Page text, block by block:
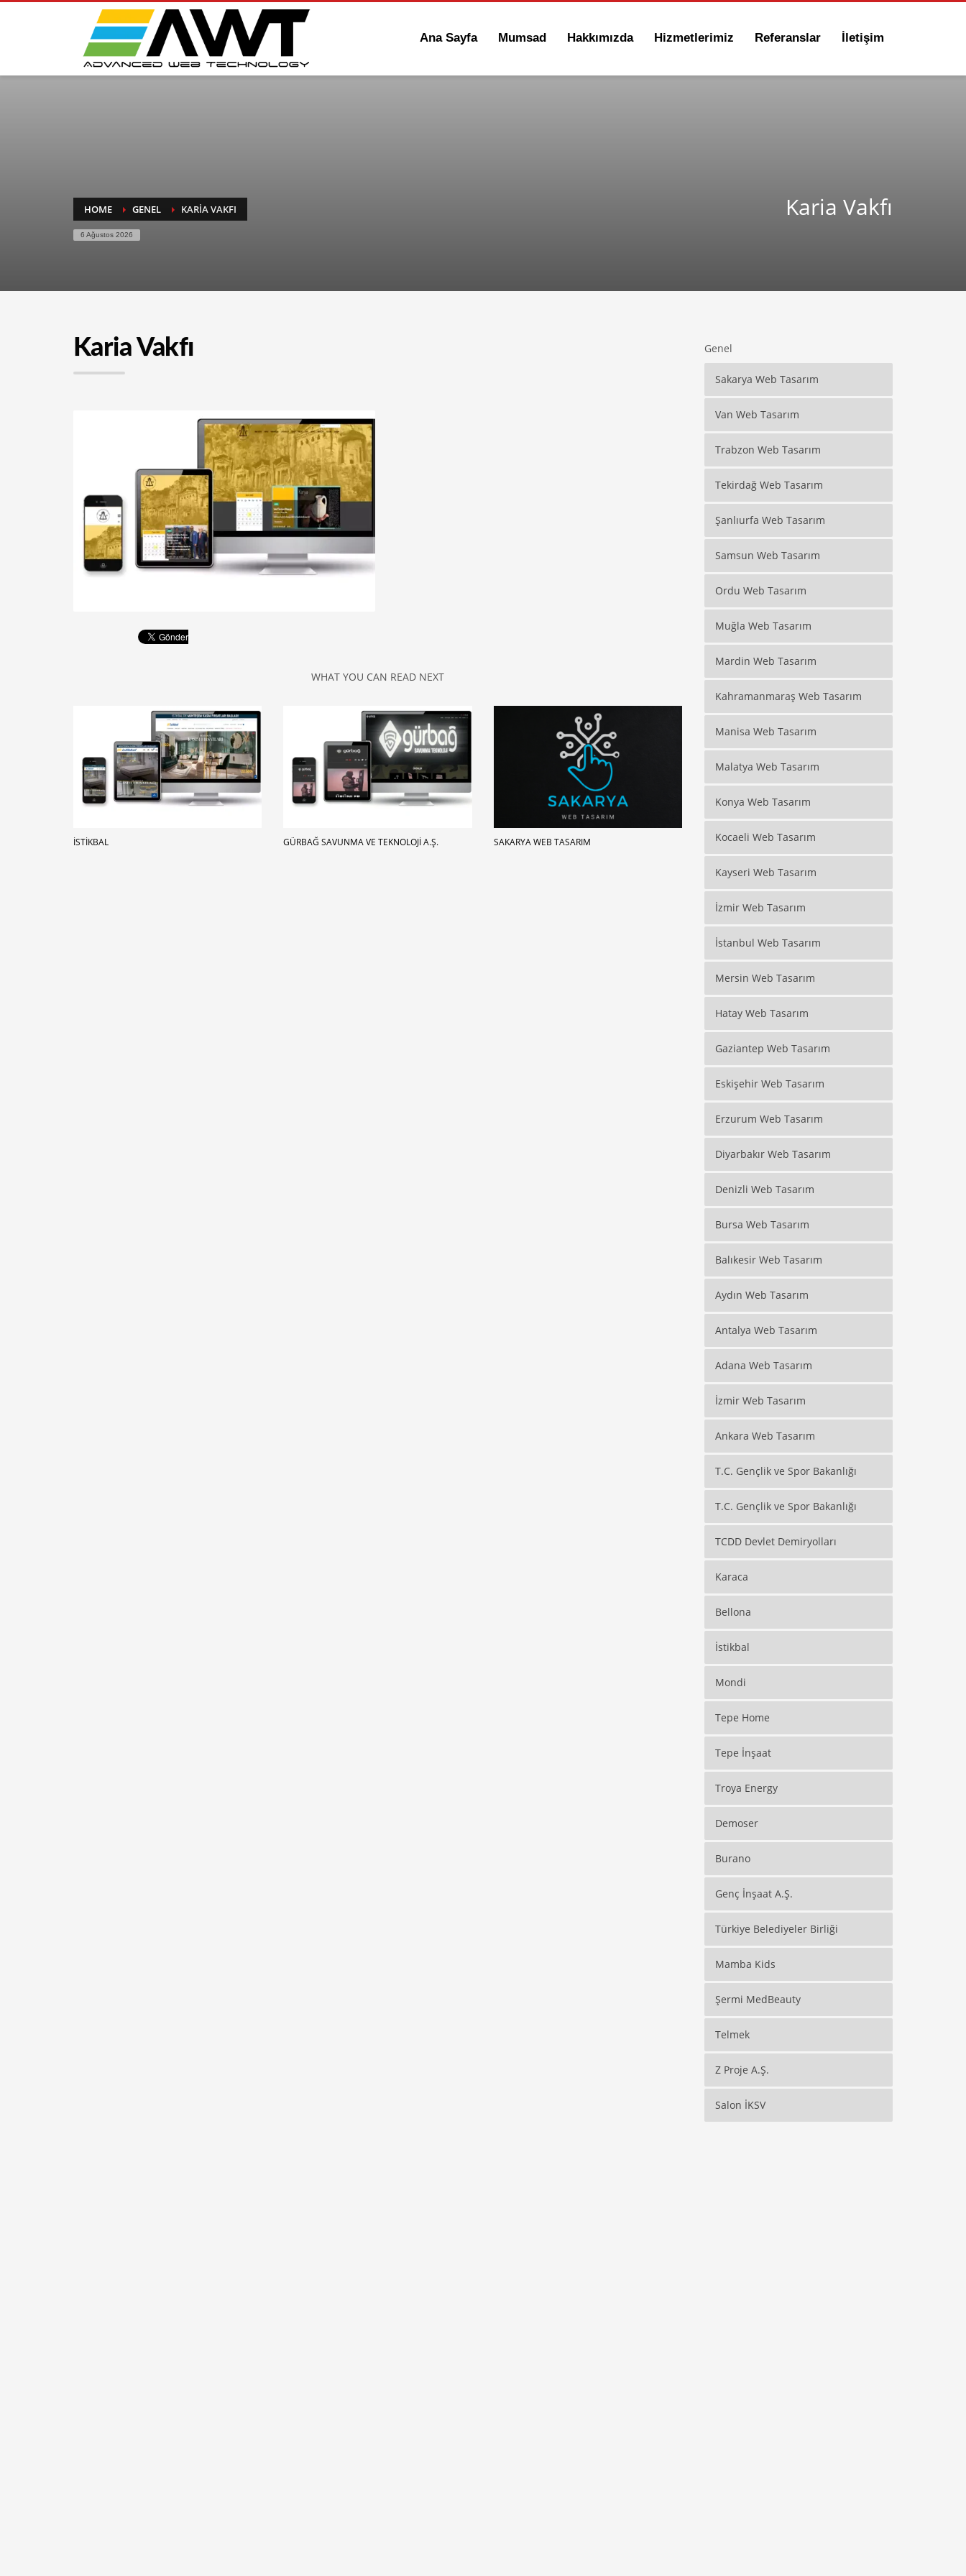
Ana Sayfa Mumsad Hakkımızda Hizmetlerimiz Referanslar İletişim
HOME GENEL KARIA VAKFI
6 Ağustos 2026
Karia Vakfı
Karia Vakfı
WHAT YOU CAN READ NEXT
İSTIKBAL GÜRBAĞ SAVUNMA VE TEKNOLOJI A.Ş. SAKARYA WEB TASARIM
Genel
Sakarya Web Tasarım
Van Web Tasarım
Trabzon Web Tasarım
Tekirdağ Web Tasarım
Şanlıurfa Web Tasarım
Samsun Web Tasarım
Ordu Web Tasarım
Muğla Web Tasarım
Mardin Web Tasarım
Kahramanmaraş Web Tasarım
Manisa Web Tasarım
Malatya Web Tasarım
Konya Web Tasarım
Kocaeli Web Tasarım
Kayseri Web Tasarım
İzmir Web Tasarım
İstanbul Web Tasarım
Mersin Web Tasarım
Hatay Web Tasarım
Gaziantep Web Tasarım
Eskişehir Web Tasarım
Erzurum Web Tasarım
Diyarbakır Web Tasarım
Denizli Web Tasarım
Bursa Web Tasarım
Balıkesir Web Tasarım
Aydın Web Tasarım
Antalya Web Tasarım
Adana Web Tasarım
İzmir Web Tasarım
Ankara Web Tasarım
T.C. Gençlik ve Spor Bakanlığı
T.C. Gençlik ve Spor Bakanlığı
TCDD Devlet Demiryolları
Karaca
Bellona
İstikbal
Mondi
Tepe Home
Tepe İnşaat
Troya Energy
Demoser
Burano
Genç İnşaat A.Ş.
Türkiye Belediyeler Birliği
Mamba Kids
Şermi MedBeauty
Telmek
Z Proje A.Ş.
Salon İKSV